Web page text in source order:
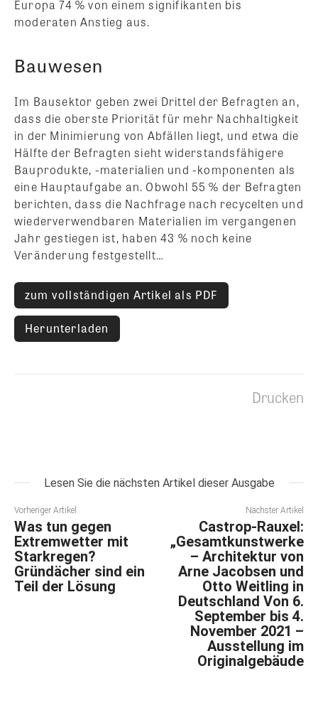
Europa 74 % von einem signifikanten bis
moderaten Anstieg aus.
Bauwesen
Im Bausektor geben zwei Drittel der Befragten an,
dass die oberste Priorität für mehr Nachhaltigkeit
in der Minimierung von Abfällen liegt, und etwa die
Hälfte der Befragten sieht widerstandsfähigere
Bauprodukte, -materialien und -komponenten als
eine Hauptaufgabe an. Obwohl 55 % der Befragten
berichten, dass die Nachfrage nach recycelten und
wiederverwendbaren Materialien im vergangenen
Jahr gestiegen ist, haben 43 % noch keine
Veränderung festgestellt…
zum vollständigen Artikel als PDF
Herunterladen
Drucken
Lesen Sie die nächsten Artikel dieser Ausgabe
Vorheriger Artikel
Was tun gegen
Extremwetter mit
Starkregen?
Gründächer sind ein
Teil der Lösung
Nächster Artikel
Castrop-Rauxel:
„Gesamtkunstwerke
– Architektur von
Arne Jacobsen und
Otto Weitling in
Deutschland Von 6.
September bis 4.
November 2021 –
Ausstellung im
Originalgebäude